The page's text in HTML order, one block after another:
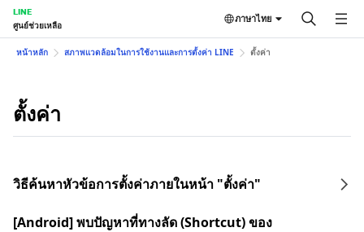
LINE
ศูนย์ช่วยเหลือ
ภาษาไทย
หน้าหลัก สภาพแวดล้อมในการใช้งานและการตั้งค่า LINE ตั้งค่า
ตั้งค่า
วิธีค้นหาหัวข้อการตั้งค่าภายในหน้า "ตั้งค่า"
[Android] พบปัญหาที่ทางลัด (Shortcut) ของ